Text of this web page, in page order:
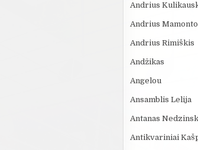
Andrius
Andrius
Andrius Rimiškis
Andžikas
Angelou
Ansamblis Lelija
Antanas
Antikvariniai